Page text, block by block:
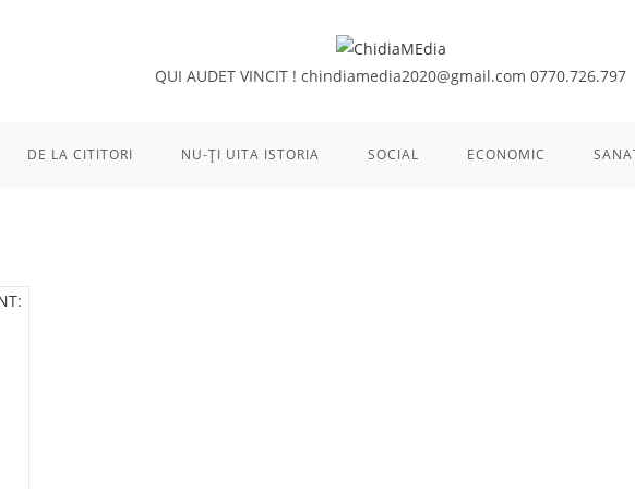
QUI AUDET VINCIT ! chindiamedia2020@gmail.com 0770.726.797
DE LA CITITORI NU-ȚI UITA ISTORIA SOCIAL ECONOMIC